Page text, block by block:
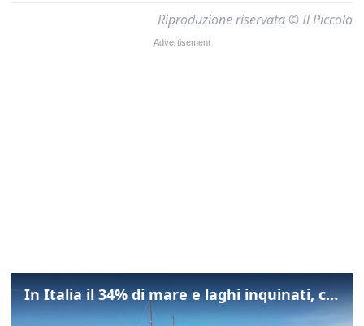
Riproduzione riservata © Il Piccolo
In Italia il 34% di mare e laghi inquinati, colpa della maladepurazione